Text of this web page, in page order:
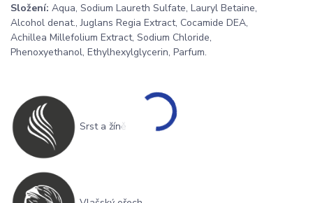
Složení: Aqua, Sodium Laureth Sulfate, Lauryl Betaine,
Alcohol denat., Juglans Regia Extract, Cocamide DEA,
Achillea Millefolium Extract, Sodium Chloride,
Phenoxyethanol, Ethylhexylglycerin, Parfum.
Srst a žíně